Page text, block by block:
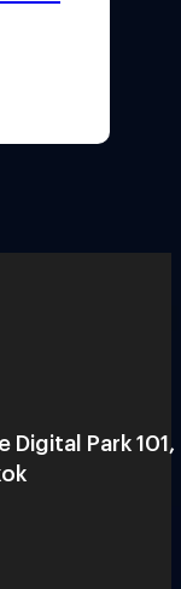
Park 101,